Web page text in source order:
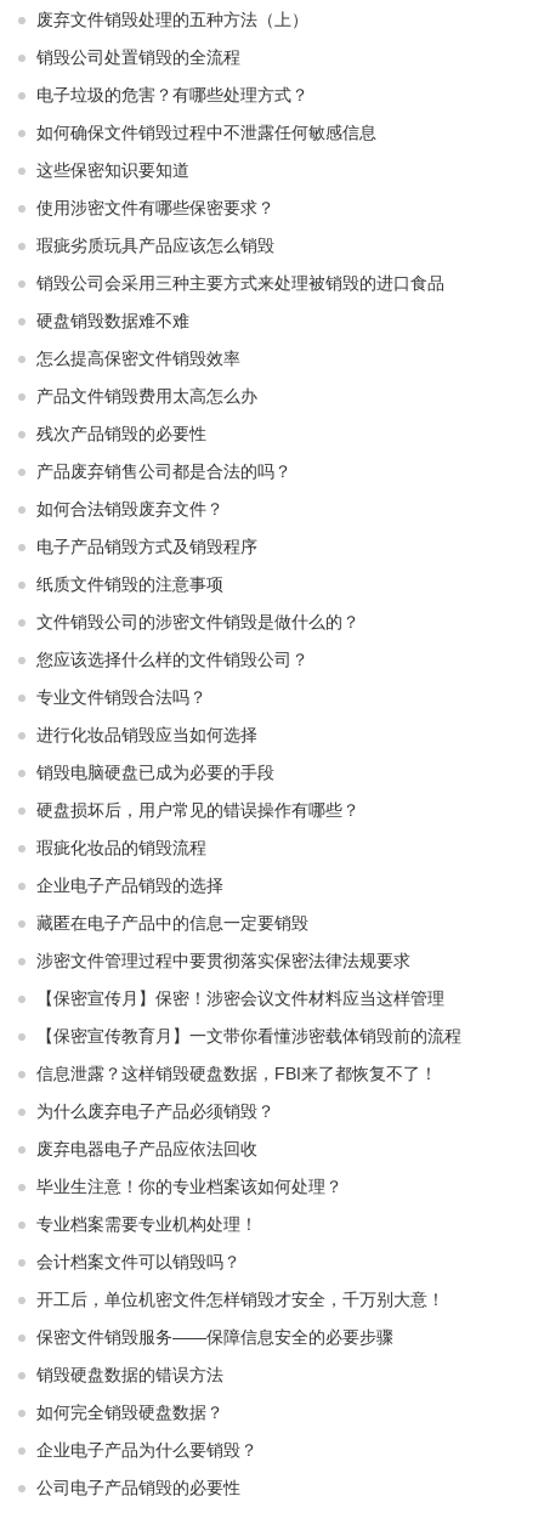
废弃文件销毁处理的五种方法（上）
销毁公司处置销毁的全流程
电子垃圾的危害？有哪些处理方式？
如何确保文件销毁过程中不泄露任何敏感信息
这些保密知识要知道
使用涉密文件有哪些保密要求？
瑕疵劣质玩具产品应该怎么销毁
销毁公司会采用三种主要方式来处理被销毁的进口食品
硬盘销毁数据难不难
怎么提高保密文件销毁效率
产品文件销毁费用太高怎么办
残次产品销毁的必要性
产品废弃销售公司都是合法的吗？
如何合法销毁废弃文件？
电子产品销毁方式及销毁程序
纸质文件销毁的注意事项
文件销毁公司的涉密文件销毁是做什么的？
您应该选择什么样的文件销毁公司？
专业文件销毁合法吗？
进行化妆品销毁应当如何选择
销毁电脑硬盘已成为必要的手段
硬盘损坏后，用户常见的错误操作有哪些？
瑕疵化妆品的销毁流程
企业电子产品销毁的选择
藏匿在电子产品中的信息一定要销毁
涉密文件管理过程中要贯彻落实保密法律法规要求
【保密宣传月】保密！涉密会议文件材料应当这样管理
【保密宣传教育月】一文带你看懂涉密载体销毁前的流程
信息泄露？这样销毁硬盘数据，FBI来了都恢复不了！
为什么废弃电子产品必须销毁？
废弃电器电子产品应依法回收
毕业生注意！你的专业档案该如何处理？
专业档案需要专业机构处理！
会计档案文件可以销毁吗？
开工后，单位机密文件怎样销毁才安全，千万别大意！
保密文件销毁服务——保障信息安全的必要步骤
销毁硬盘数据的错误方法
如何完全销毁硬盘数据？
企业电子产品为什么要销毁？
公司电子产品销毁的必要性